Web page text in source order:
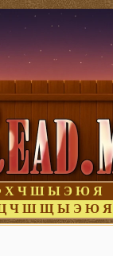
Х Ч Ш Ы Э Ю Я
Ч Ш Щ Ы Э Ю Я